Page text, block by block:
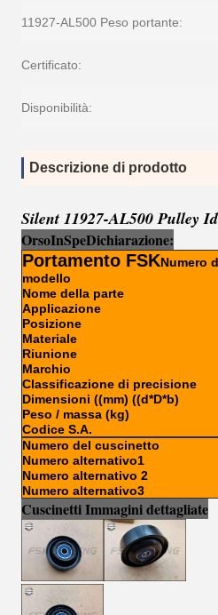
11927-AL500 Peso portante:
Certificato:
Disponibilità:
Descrizione di prodotto
Silent 11927-AL500 Pulley
OrsoInSpeDichiarazione:
Portamento FSKNumero
modello
Nome della parte
Applicazione
Posizione
Materiale
Riunione
Marchio
Classificazione di precisione
Dimensioni ((mm) ((d*D*b)
Peso / massa (kg)
Codice S.A.
Numero del cuscinetto
Numero alternativo1
Numero alternativo 2
Numero alternativo3
Cuscinetti Immagini dettagliate